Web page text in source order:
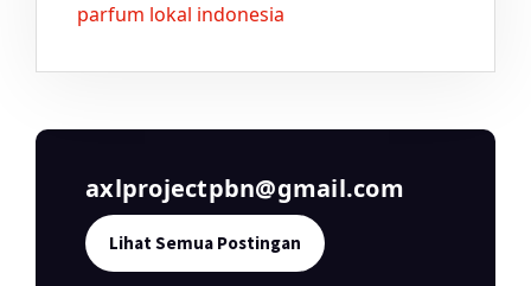
parfum lokal indonesia
axlprojectpbn@gmail.com
Lihat Semua Postingan